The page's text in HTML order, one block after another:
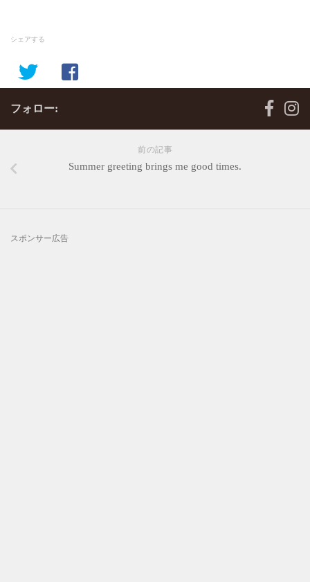
シェアする
フォロー:
前の記事
Summer greeting brings me good times.
スポンサー広告